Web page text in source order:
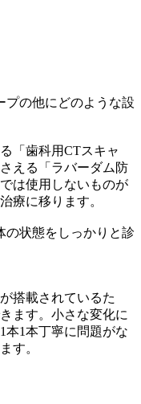
プの他にどのような設
「歯科用CTスキャ
える「ラバーダム防
は使用しないものが
療に移ります。
の状態をしっかりと診
搭載されているた
ます。小さな変化に
本1本丁寧に問題がな
す。